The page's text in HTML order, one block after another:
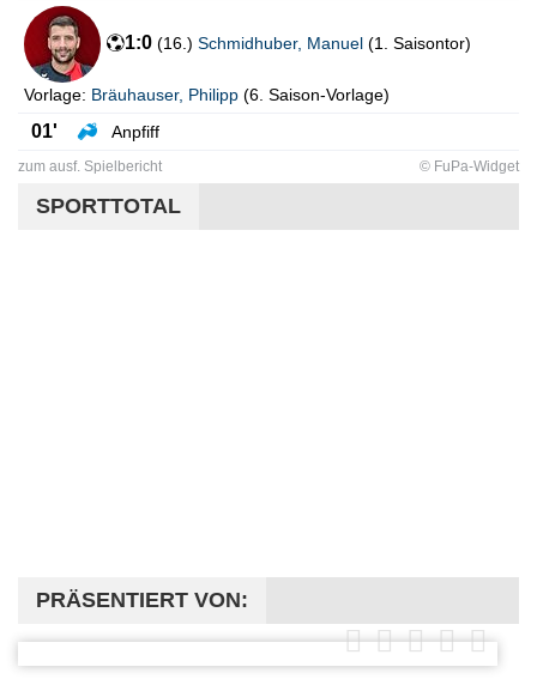
1:0 (16. ) Schmidhuber, Manuel (1. Saisontor)
Vorlage: Bräuhauser, Philipp (6. Saison-Vorlage)
01' Anpfiff
zum ausf. Spielbericht © FuPa-Widget
SPORTTOTAL
PRÄSENTIERT VON: